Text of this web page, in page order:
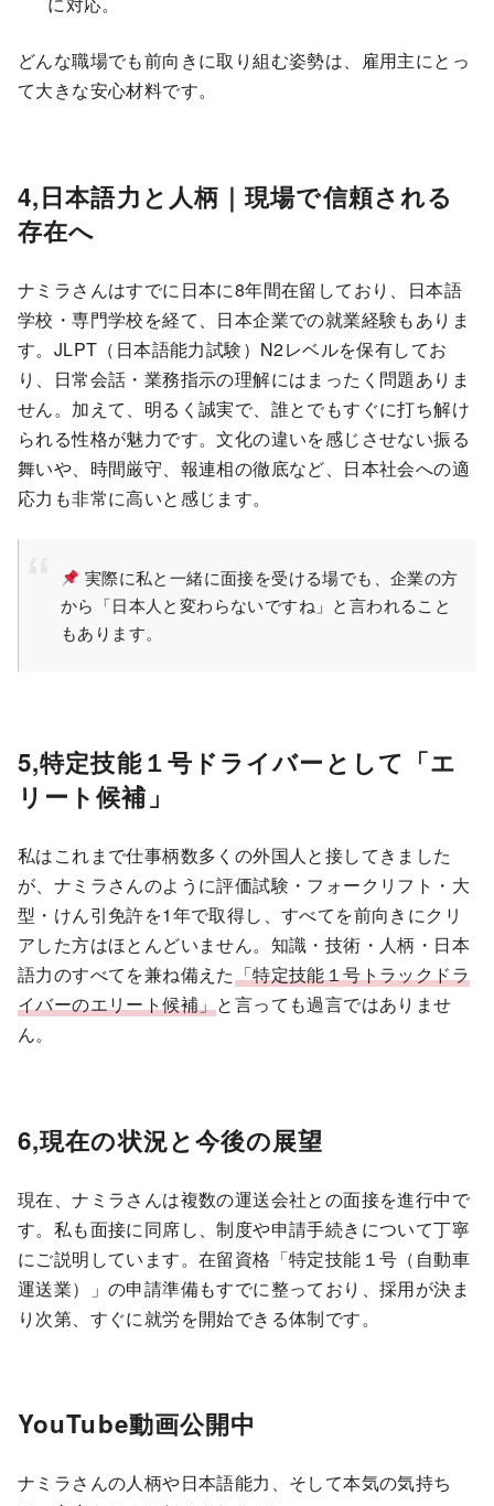
どんな職場でも前向きに取り組む姿勢は、雇用主にとっ
て大きな安心材料です。
4,日本語力と人柄｜現場で信頼される
存在へ
ナミラさんはすでに日本に8年間在留しており、日本語
学校・専門学校を経て、日本企業での就業経験もありま
す。JLPT（日本語能力試験）N2レベルを保有してお
り、日常会話・業務指示の理解にはまったく問題ありま
せん。加えて、明るく誠実で、誰とでもすぐに打ち解け
られる性格が魅力です。文化の違いを感じさせない振る
舞いや、時間厳守、報連相の徹底など、日本社会への適
応力も非常に高いと感じます。
実際に私と一緒に面接を受ける場でも、企業の方
から「日本人と変わらないですね」と言われること
もあります。
5,特定技能１号ドライバーとして「エ
リート候補」
私はこれまで仕事柄数多くの外国人と接してきました
が、ナミラさんのように評価試験・フォークリフト・大
型・けん引免許を1年で取得し、すべてを前向きにクリ
アした方はほとんどいません。知識・技術・人柄・日本
語力のすべてを兼ね備えた「特定技能１号トラックドラ
イバーのエリート候補」と言っても過言ではありませ
ん。
6,現在の状況と今後の展望
現在、ナミラさんは複数の運送会社との面接を進行中で
す。私も面接に同席し、制度や申請手続きについて丁寧
にご説明しています。在留資格「特定技能１号（自動車
運送業）」の申請準備もすでに整っており、採用が決ま
り次第、すぐに就労を開始できる体制です。
YouTube動画公開中
ナミラさんの人柄や日本語能力、そして本気の気持ち